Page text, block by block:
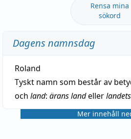
Rensa mina
sökord
Dagens namnsdag
Roland
Tyskt namn som består av
och land: ärans landeller
Mer innehåll